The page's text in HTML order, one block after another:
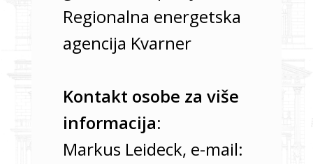
Regionalna energetska
agencija Kvarner
Kontakt osobe za više
informacija:
Markus Leideck, e-mail: